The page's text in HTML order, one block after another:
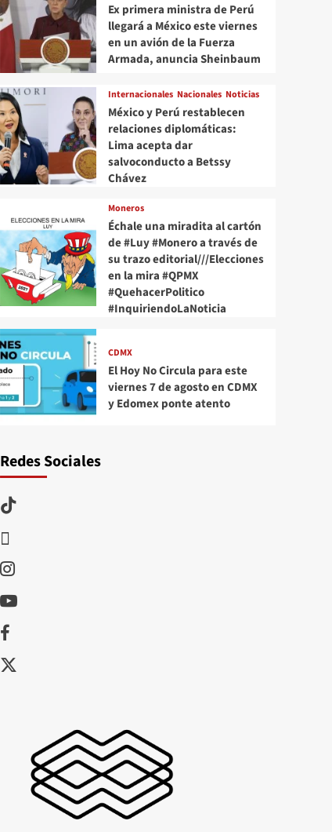
Ex primera ministra de Perú
llegará a México este viernes
en un avión de la Fuerza
Armada, anuncia Sheinbaum
Internacionales Nacionales Noticias
México y Perú restablecen
relaciones diplomáticas:
Lima acepta dar
salvoconducto a Betssy
Chávez
Moneros
Échale una miradita al cartón
de #Luy #Monero a través de
su trazo editorial///Elecciones
en la mira #QPMX
#QuehacerPolitico
#InquiriendoLaNoticia
CDMX
El Hoy No Circula para este
viernes 7 de agosto en CDMX
y Edomex ponte atento
Redes Sociales
TikTok
Instagram
Youtube
Facebook
X